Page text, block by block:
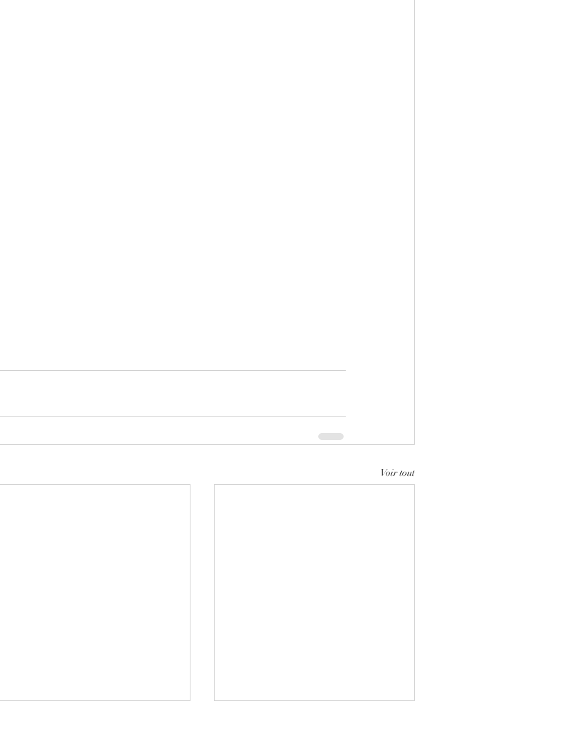
Voir tout